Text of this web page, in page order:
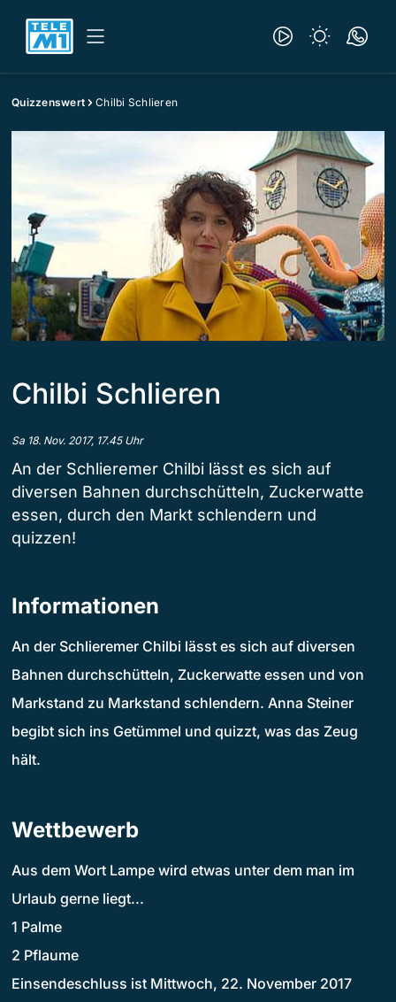
Quizzenswert Chilbi Schlieren
Chilbi Schlieren
Sa 18. Nov. 2017, 17.45 Uhr
An der Schlieremer Chilbi lässt es sich auf
diversen Bahnen durchschütteln, Zuckerwatte
essen, durch den Markt schlendern und
quizzen!
Informationen
An der Schlieremer Chilbi lässt es sich auf diversen
Bahnen durchschütteln, Zuckerwatte essen und von
Markstand zu Markstand schlendern. Anna Steiner
begibt sich ins Getümmel und quizzt, was das Zeug
hält.
Wettbewerb
Aus dem Wort Lampe wird etwas unter dem man im
Urlaub gerne liegt...
1 Palme
2 Pflaume
Einsendeschluss ist Mittwoch, 22. November 2017